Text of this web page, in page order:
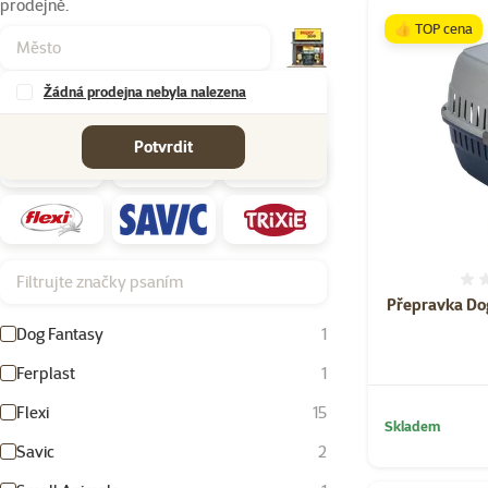
prodejně.
Žádná prodejna nebyla nalezena
Potvrdit
Filtrujte značky psaním
Dog Fantasy
1
Ferplast
1
Flexi
15
Savic
2
Přepravka
👍 TOP cena
Skladem